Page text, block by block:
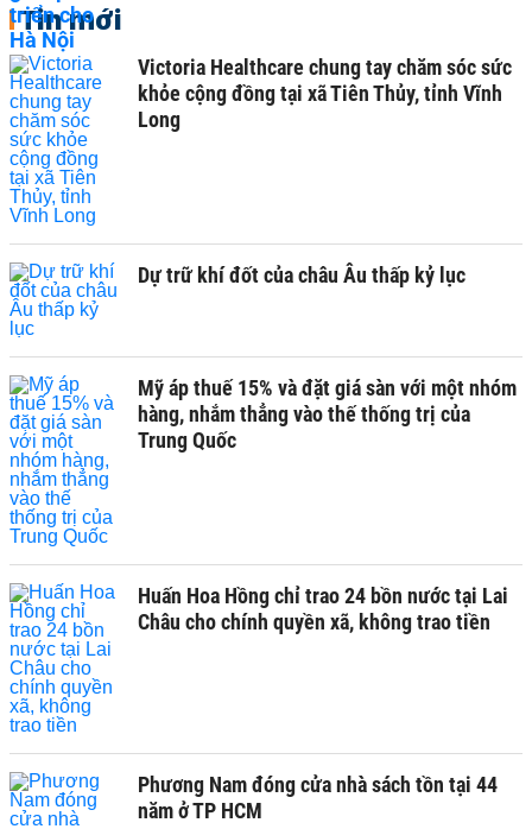
Tin mới
Victoria Healthcare chung tay chăm sóc sức
khỏe cộng đồng tại xã Tiên Thủy, tỉnh Vĩnh
Long
Dự trữ khí đốt của châu Âu thấp kỷ lục
Mỹ áp thuế 15% và đặt giá sàn với một nhóm
hàng, nhắm thẳng vào thế thống trị của
Trung Quốc
Huấn Hoa Hồng chỉ trao 24 bồn nước tại Lai
Châu cho chính quyền xã, không trao tiền
Phương Nam đóng cửa nhà sách tồn tại 44
năm ở TP HCM